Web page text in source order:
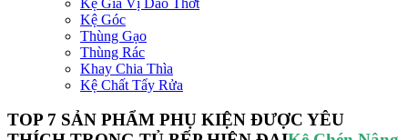
Kệ Góc
Thùng Gạo
Thùng Rác
Khay Chia Thìa
Kệ Chất Tẩy Rửa
TOP 7 SẢN PHẨM PHỤ KIỆN ĐƯỢC YÊU